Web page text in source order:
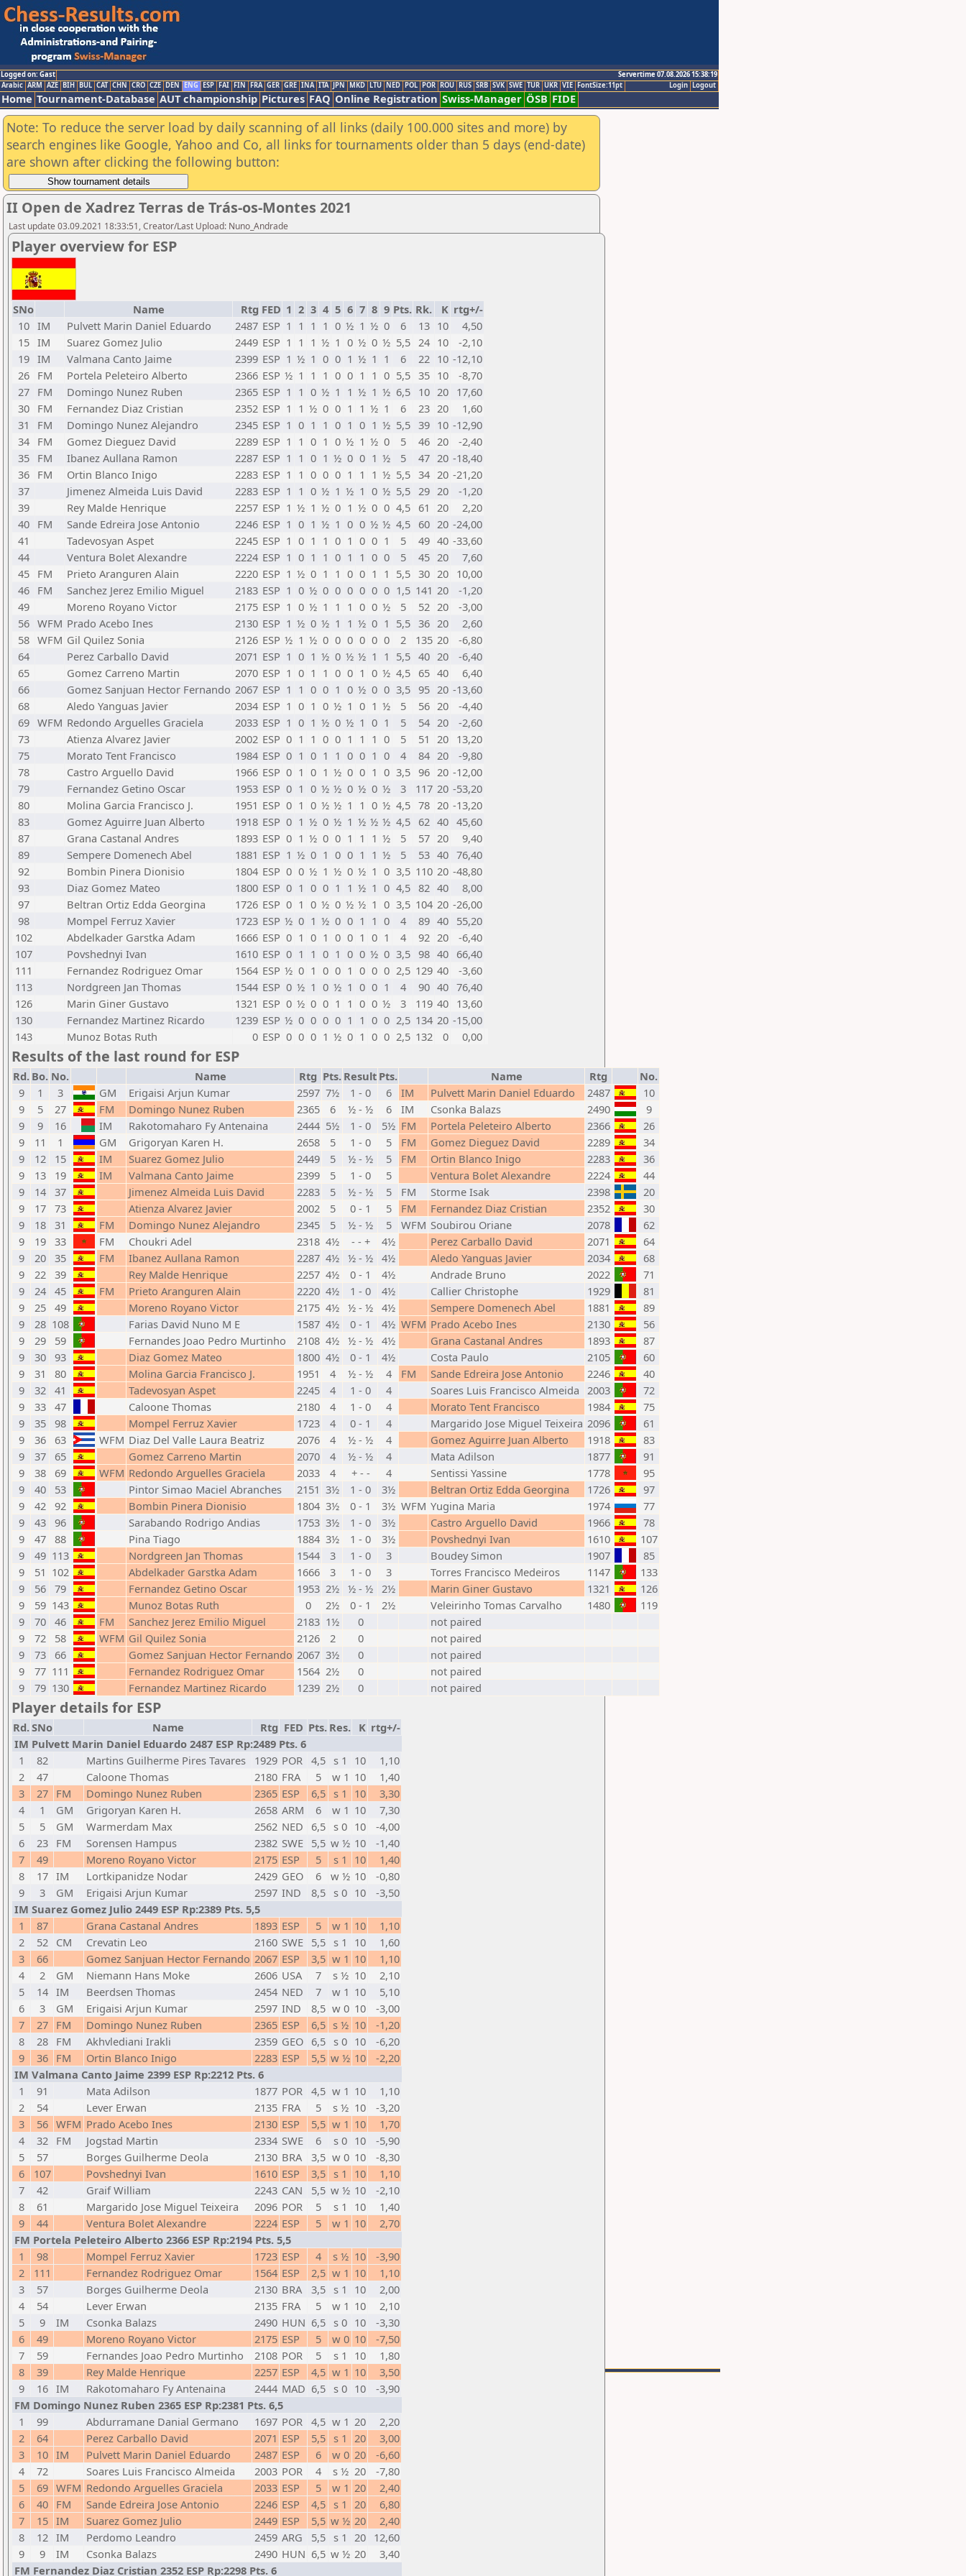
Logged on: Gast
Servertime 07.08.2026 15:38:19
Logout
Login
Arabic ARM AZE BIH BUL CAT CHN CRO CZE DEN ENG ESP FAI FIN FRA GER GRE INA ITA JPN MKD LTU NED POL POR ROU RUS SRB SVK SWE TUR UKR VIE FontSize:11pt
Home Tournament-Database AUT championship Pictures FAQ Online Registration Swiss-Manager ÖSB FIDE
Note: To reduce the server load by daily scanning of all links (daily 100.000 sites and more) by
search engines like Google, Yahoo and Co, all links for tournaments older than 5 days (end-date)
are shown after clicking the following button:
II Open de Xadrez Terras de Trás-os-Montes 2021
Last update 03.09.2021 18:33:51, Creator/Last Upload: Nuno_Andrade
Player overview for ESP
SNo Name Rtg FED 1 2 3 4 5 6 7 8 9 Pts. Rk. K rtg+/-
10 IM Pulvett Marin Daniel Eduardo 2487 ESP 1 1 1 1 0 ½ 1 ½ 0 6 13 10
4,50
15 IM Suarez Gomez Julio 2449 ESP 1 1 1 ½ 1 0 ½ 0 ½ 5,5 24 10
-2,10
19 IM Valmana Canto Jaime 2399 ESP 1 ½ 1 0 0 1 ½ 1 1 6 22 10 -12,10
26 FM Portela Peleteiro Alberto 2366 ESP ½ 1 1 1 0 0 1 1 0 5,5 35 10
-8,70
27 FM Domingo Nunez Ruben 2365 ESP 1 1 0 ½ 1 1 ½ 1 ½ 6,5 10 20 17,60
30 FM Fernandez Diaz Cristian 2352 ESP 1 1 ½ 0 0 1 1 ½ 1 6 23 20
1,60
31
FM Domingo Nunez Alejandro 2345 ESP 1 0 1 1 0 1 0 1 ½ 5,5 39 10 -12,90
34 FM Gomez Dieguez David 2289 ESP 1 1 0 1 0 ½ 1 ½ 0 5 46 20
-2,40
35 FM Ibanez Aullana Ramon 2287 ESP 1 1 0 1 ½ 0 0 1 ½ 5 47 20 -18,40
36 FM Ortin Blanco Inigo 2283 ESP 1 1 0 0 0 1 1 1 ½ 5,5 34 20 -21,20
37
Jimenez Almeida Luis David 2283 ESP 1 1 0 ½ 1 ½ 1 0 ½ 5,5 29 20
-1,20
39
Rey Malde Henrique 2257 ESP 1 ½ 1 ½ 0 1 ½ 0 0 4,5 61 20
2,20
40 FM Sande Edreira Jose Antonio 2246 ESP 1 0 1 ½ 1 0 0 ½ ½ 4,5 60 20 -24,00
41
Tadevosyan Aspet 2245 ESP 1 0 1 1 0 1 0 0 1 5 49 40 -33,60
44
Ventura Bolet Alexandre 2224 ESP 1 0 1 1 0 1 1 0 0 5 45 20
7,60
45 FM Prieto Aranguren Alain 2220 ESP 1 ½ 0 1 1 0 0 1 1 5,5 30 20 10,00
46 FM Sanchez Jerez Emilio Miguel 2183 ESP 1 0 ½ 0 0 0 0 0 0 1,5 141 20
-1,20
49
Moreno Royano Victor 2175 ESP 1 0 ½ 1 1 1 0 0 ½ 5 52 20
-3,00
56 WFM Prado Acebo Ines 2130 ESP 1 ½ 0 ½ 1 1 ½ 0 1 5,5 36 20
2,60
58 WFM Gil Quilez Sonia 2126 ESP ½ 1 ½ 0 0 0 0 0 0 2 135 20
-6,80
64
Perez Carballo David 2071 ESP 1 0 1 ½ 0 ½ ½ 1 1 5,5 40 20
-6,40
65
Gomez Carreno Martin 2070 ESP 1 0 1 1 0 0 1 0 ½ 4,5 65 40
6,40
66
Gomez Sanjuan Hector Fernando 2067 ESP 1 1 0 0 1 0 ½ 0 0 3,5 95 20 -13,60
68
Aledo Yanguas Javier 2034 ESP 1 0 1 0 ½ 1 0 1 ½ 5 56 20
-4,40
69 WFM Redondo Arguelles Graciela 2033 ESP 1 0 1 ½ 0 ½ 1 0 1 5 54 20
-2,60
73
Atienza Alvarez Javier 2002 ESP 0 1 1 0 0 1 1 1 0 5 51 20 13,20
75
Morato Tent Francisco 1984 ESP 0 1 0 1 1 0 0 1 0 4 84 20
-9,80
78
Castro Arguello David 1966 ESP 0 1 0 1 ½ 0 0 1 0 3,5 96 20 -12,00
79
Fernandez Getino Oscar 1953 ESP 0 1 0 ½ ½ 0 ½ 0 ½ 3 117 20 -53,20
80
Molina Garcia Francisco J. 1951 ESP 0 1 0 ½ ½ 1 1 0 ½ 4,5 78 20 -13,20
83
Gomez Aguirre Juan Alberto 1918 ESP 0 1 ½ 0 ½ 1 ½ ½ ½ 4,5 62 40 45,60
87
Grana Castanal Andres 1893 ESP 0 1 ½ 0 0 1 1 1 ½ 5 57 20
9,40
89
Sempere Domenech Abel 1881 ESP 1 ½ 0 1 0 0 1 1 ½ 5 53 40 76,40
92
Bombin Pinera Dionisio 1804 ESP 0 0 ½ 1 ½ 0 ½ 1 0 3,5 110 20 -48,80
93
Diaz Gomez Mateo 1800 ESP 0 1 0 0 1 1 ½ 1 0 4,5 82 40
8,00
97
Beltran Ortiz Edda Georgina 1726 ESP 0 1 0 ½ 0 ½ ½ 1 0 3,5 104 20 -26,00
98
Mompel Ferruz Xavier 1723 ESP ½ 0 1 ½ 0 0 1 1 0 4 89 40 55,20
102
Abdelkader Garstka Adam 1666 ESP 0 1 0 1 0 0 1 0 1 4 92 20
-6,40
107
Povshednyi Ivan 1610 ESP 0 1 1 0 1 0 0 ½ 0 3,5 98 40 66,40
111
Fernandez Rodriguez Omar 1564 ESP ½ 0 1 0 0 1 0 0 0 2,5 129 40
-3,60
113
Nordgreen Jan Thomas 1544 ESP 0 ½ 1 0 ½ 1 0 0 1 4 90 40 76,40
126
Marin Giner Gustavo 1321 ESP 0 ½ 0 0 1 1 0 0 ½ 3 119 40 13,60
130
Fernandez Martinez Ricardo 1239 ESP ½ 0 0 0 0 1 1 0 0 2,5 134 20 -15,00
143
Munoz Botas Ruth 0 ESP 0 0 0 1 ½ 0 1 0 0 2,5 132 0 0,00
Results of the last round for ESP
Rd. Bo. No. Name Rtg Pts. Result Pts. Name Rtg
No.
9
1 3 GM Erigaisi Arjun Kumar 2597 7½ 1 - 0 6 IM Pulvett Marin Daniel Eduardo 2487
10
9
5 27 FM Domingo Nunez Ruben 2365 6 ½ - ½ 6 IM Csonka Balazs 2490
9
9
9 16 IM Rakotomaharo Fy Antenaina 2444 5½ 1 - 0 5½ FM Portela Peleteiro Alberto 2366
26
9
11 1 GM Grigoryan Karen H. 2658 5 1 - 0 5 FM Gomez Dieguez David 2289
34
9
12 15 IM Suarez Gomez Julio 2449 5 ½ - ½ 5 FM Ortin Blanco Inigo 2283
36
9
13 19 IM Valmana Canto Jaime 2399 5 1 - 0 5 Ventura Bolet Alexandre 2224
44
9
14 37 Jimenez Almeida Luis David 2283 5 ½ - ½ 5 FM Storme Isak 2398
20
9
17 73 Atienza Alvarez Javier 2002 5 0 - 1 5 FM Fernandez Diaz Cristian 2352
30
9
18 31 FM Domingo Nunez Alejandro 2345 5 ½ - ½ 5 WFM Soubirou Oriane 2078
62
9
19 33 FM Choukri Adel 2318 4½ - - + 4½ Perez Carballo David 2071
64
9
20 35 FM Ibanez Aullana Ramon 2287 4½ ½ - ½ 4½ Aledo Yanguas Javier 2034
68
9
22 39 Rey Malde Henrique 2257 4½ 0 - 1 4½ Andrade Bruno 2022
71
9
24 45 FM Prieto Aranguren Alain 2220 4½ 1 - 0 4½ Callier Christophe 1929
81
9
25 49 Moreno Royano Victor 2175 4½ ½ - ½ 4½ Sempere Domenech Abel 1881
89
9
28 108 Farias David Nuno M E 1587 4½ 0 - 1 4½ WFM Prado Acebo Ines 2130
56
9
29 59 Fernandes Joao Pedro Murtinho 2108 4½ ½ - ½ 4½ Grana Castanal Andres 1893
87
9
30 93 Diaz Gomez Mateo 1800 4½ 0 - 1 4½ Costa Paulo 2105
60
9
31 80 Molina Garcia Francisco J. 1951 4 ½ - ½ 4 FM Sande Edreira Jose Antonio 2246
40
9
32 41 Tadevosyan Aspet 2245 4 1 - 0 4 Soares Luis Francisco Almeida 2003
72
9
33 47 Caloone Thomas 2180 4 1 - 0 4 Morato Tent Francisco 1984
75
9
35 98 Mompel Ferruz Xavier 1723 4 0 - 1 4 Margarido Jose Miguel Teixeira 2096
61
9
36 63 WFM Diaz Del Valle Laura Beatriz 2076 4 ½ - ½ 4 Gomez Aguirre Juan Alberto 1918
83
9
37 65 Gomez Carreno Martin 2070 4 ½ - ½ 4 Mata Adilson 1877
91
9
38 69 WFM Redondo Arguelles Graciela 2033 4 + - - 4 Sentissi Yassine 1778
95
9
40 53 Pintor Simao Maciel Abranches 2151 3½ 1 - 0 3½ Beltran Ortiz Edda Georgina 1726
97
9
42 92 Bombin Pinera Dionisio 1804 3½ 0 - 1 3½ WFM Yugina Maria 1974
77
9
43 96 Sarabando Rodrigo Andias 1753 3½ 1 - 0 3½ Castro Arguello David 1966
78
9
47 88 Pina Tiago 1884 3½ 1 - 0 3½ Povshednyi Ivan 1610
107
9
49 113 Nordgreen Jan Thomas 1544 3 1 - 0 3 Boudey Simon 1907
85
9
51 102 Abdelkader Garstka Adam 1666 3 1 - 0 3 Torres Francisco Medeiros 1147
133
9
56 79 Fernandez Getino Oscar 1953 2½ ½ - ½ 2½ Marin Giner Gustavo 1321
126
9
59 143 Munoz Botas Ruth 0 2½ 0 - 1 2½ Veleirinho Tomas Carvalho 1480
119
9
70 46 FM Sanchez Jerez Emilio Miguel 2183 1½ 0
not paired
9
72 58 WFM Gil Quilez Sonia 2126 2 0
not paired
9
73 66 Gomez Sanjuan Hector Fernando 2067 3½ 0
not paired
9
77 111 Fernandez Rodriguez Omar 1564 2½ 0
not paired
9
79 130 Fernandez Martinez Ricardo 1239 2½ 0 not paired
Player details for ESP
Rd.SNo Name Rtg FED Pts. Res. K rtg+/-
IM Pulvett Marin Daniel Eduardo 2487 ESP Rp:2489 Pts. 6
1
82 Martins Guilherme Pires Tavares 1929 POR 4,5 s 1 10
1,10
2
47 Caloone Thomas 2180 FRA 5 w 1 10
1,40
3
27 FM Domingo Nunez Ruben 2365 ESP 6,5 s 1 10
3,30
4
1 GM Grigoryan Karen H. 2658 ARM 6 w 1 10
7,30
5
5 GM Warmerdam Max 2562 NED 6,5 s 0 10
-4,00
6
23 FM Sorensen Hampus 2382 SWE 5,5 w ½ 10
-1,40
7
49 Moreno Royano Victor 2175 ESP 5 s 1 10
1,40
8
17 IM Lortkipanidze Nodar 2429 GEO 6 w ½ 10
-0,80
9
3 GM Erigaisi Arjun Kumar 2597 IND 8,5 s 0 10
-3,50
IM Suarez Gomez Julio 2449 ESP Rp:2389 Pts. 5,5
1
87 Grana Castanal Andres 1893 ESP 5 w 1 10
1,10
2
52 CM Crevatin Leo 2160 SWE 5,5 s 1 10
1,60
3
66 Gomez Sanjuan Hector Fernando 2067 ESP 3,5 w 1 10
1,10
4
2 GM Niemann Hans Moke 2606 USA 7 s ½ 10
2,10
5
14 IM Beerdsen Thomas 2454 NED 7 w 1 10
5,10
6
3 GM Erigaisi Arjun Kumar 2597 IND 8,5 w 0 10
-3,00
7
27 FM Domingo Nunez Ruben 2365 ESP 6,5 s ½ 10
-1,20
8
28 FM Akhvlediani Irakli 2359 GEO 6,5 s 0 10
-6,20
9
36 FM Ortin Blanco Inigo 2283 ESP 5,5 w ½ 10
-2,20
IM Valmana Canto Jaime 2399 ESP Rp:2212 Pts. 6
1
91 Mata Adilson 1877 POR 4,5 w 1 10
1,10
2
54 Lever Erwan 2135 FRA 5 s ½ 10
-3,20
3
56 WFM Prado Acebo Ines 2130 ESP 5,5 w 1 10
1,70
4
32 FM Jogstad Martin 2334 SWE 6 s 0 10
-5,90
5
57 Borges Guilherme Deola 2130 BRA 3,5 w 0 10
-8,30
6
107 Povshednyi Ivan 1610 ESP 3,5 s 1 10
1,10
7
42 Graif William 2243 CAN 5,5 w ½ 10
-2,10
8
61 Margarido Jose Miguel Teixeira 2096 POR 5 s 1 10
1,40
9
44 Ventura Bolet Alexandre 2224 ESP 5 w 1 10
2,70
FM Portela Peleteiro Alberto 2366 ESP Rp:2194 Pts. 5,5
1
98 Mompel Ferruz Xavier 1723 ESP 4 s ½ 10
-3,90
2
111 Fernandez Rodriguez Omar 1564 ESP 2,5 w 1 10
1,10
3
57 Borges Guilherme Deola 2130 BRA 3,5 s 1 10
2,00
4
54 Lever Erwan 2135 FRA 5 w 1 10
2,10
5
9 IM Csonka Balazs 2490 HUN 6,5 s 0 10
-3,30
6
49 Moreno Royano Victor 2175 ESP 5 w 0 10
-7,50
7
59 Fernandes Joao Pedro Murtinho 2108 POR 5 s 1 10
1,80
8
39 Rey Malde Henrique 2257 ESP 4,5 w 1 10
3,50
9
16 IM Rakotomaharo Fy Antenaina 2444 MAD 6,5 s 0 10
-3,90
FM Domingo Nunez Ruben 2365 ESP Rp:2381 Pts. 6,5
1
99 Abdurramane Danial Germano 1697 POR 4,5 w 1 20
2,20
2
64 Perez Carballo David 2071 ESP 5,5 s 1 20
3,00
3
10 IM Pulvett Marin Daniel Eduardo 2487 ESP 6 w 0 20
-6,60
4
72 Soares Luis Francisco Almeida 2003 POR 4 s ½ 20
-7,80
5
69 WFM Redondo Arguelles Graciela 2033 ESP 5 w 1 20
2,40
6
40 FM Sande Edreira Jose Antonio 2246 ESP 4,5 s 1 20
6,80
7
15 IM Suarez Gomez Julio 2449 ESP 5,5 w ½ 20
2,40
8
12 IM Perdomo Leandro 2459 ARG 5,5 s 1 20 12,60
9
9 IM Csonka Balazs 2490 HUN 6,5 w ½ 20
3,40
FM Fernandez Diaz Cristian 2352 ESP Rp:2298 Pts. 6